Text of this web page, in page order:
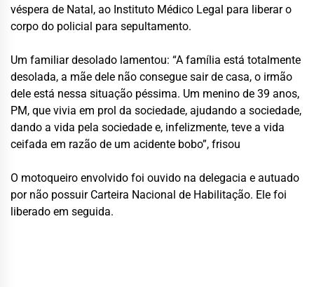
véspera de Natal, ao Instituto Médico Legal para liberar o
corpo do policial para sepultamento.
Um familiar desolado lamentou: “A família está totalmente
desolada, a mãe dele não consegue sair de casa, o irmão
dele está nessa situação péssima. Um menino de 39 anos,
PM, que vivia em prol da sociedade, ajudando a sociedade,
dando a vida pela sociedade e, infelizmente, teve a vida
ceifada em razão de um acidente bobo”, frisou
O motoqueiro envolvido foi ouvido na delegacia e autuado
por não possuir Carteira Nacional de Habilitação. Ele foi
liberado em seguida.